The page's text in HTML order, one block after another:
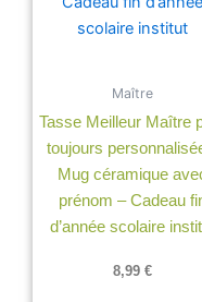
Maître
Tasse Meilleur Maître
toujours
Mug céramique
prénom – Cadeau
d’année scolaire
8,99 €